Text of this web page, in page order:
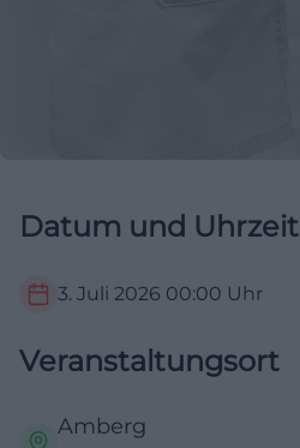
Datum und Uhrzeit
3. Juli 2026 00:00 Uhr
Veranstaltungsort
Amberg